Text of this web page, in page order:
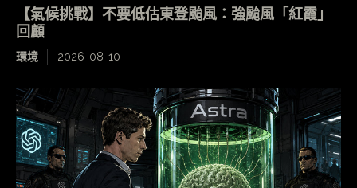
【氣候挑戰】不要低估東登颱風：強颱風「紅霞」
回顧
環境 2026-08-10